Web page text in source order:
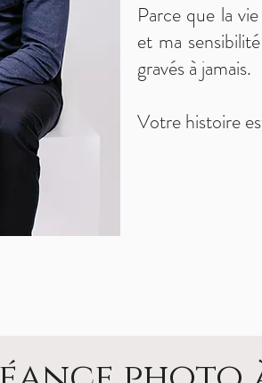
Parce que la
et ma
gravés à jamais.
Votre histoire